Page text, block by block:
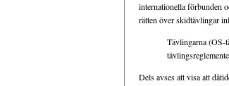
internationella förbunden
rätten över skidtävlingar
Tävlingarna (OS-
Dels avses att visa att